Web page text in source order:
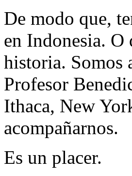
De modo que,
en Indonesia. O
historia. Somos
Profesor
Ithaca, New
acompañarnos.
Es un placer.